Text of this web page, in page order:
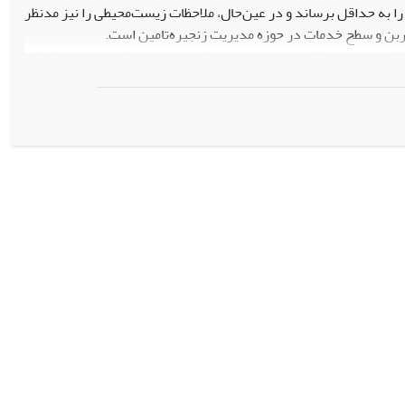
حداقل برساند و در عین‌حال، ملاحظات زیست‌محیطی را نیز مد‌نظر
و سطح خدمات در حوزه مدیریت زنجیره‌تامین است.
عدد صحیح فرمول‌بندی شده است. یک روش دقیق برای حل مدل
سطح بالای خدمات و رضایت مشتری نشان می‌دهد. مثال‌های عددی که